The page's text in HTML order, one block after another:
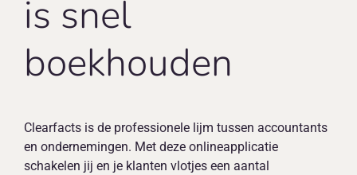
Prijs
Ontdek
NL
is snel
boekhouden
Clearfacts is de professionele lijm tussen accountants
en ondernemingen. Met deze onlineapplicatie
schakelen jij en je klanten vlotjes een aantal